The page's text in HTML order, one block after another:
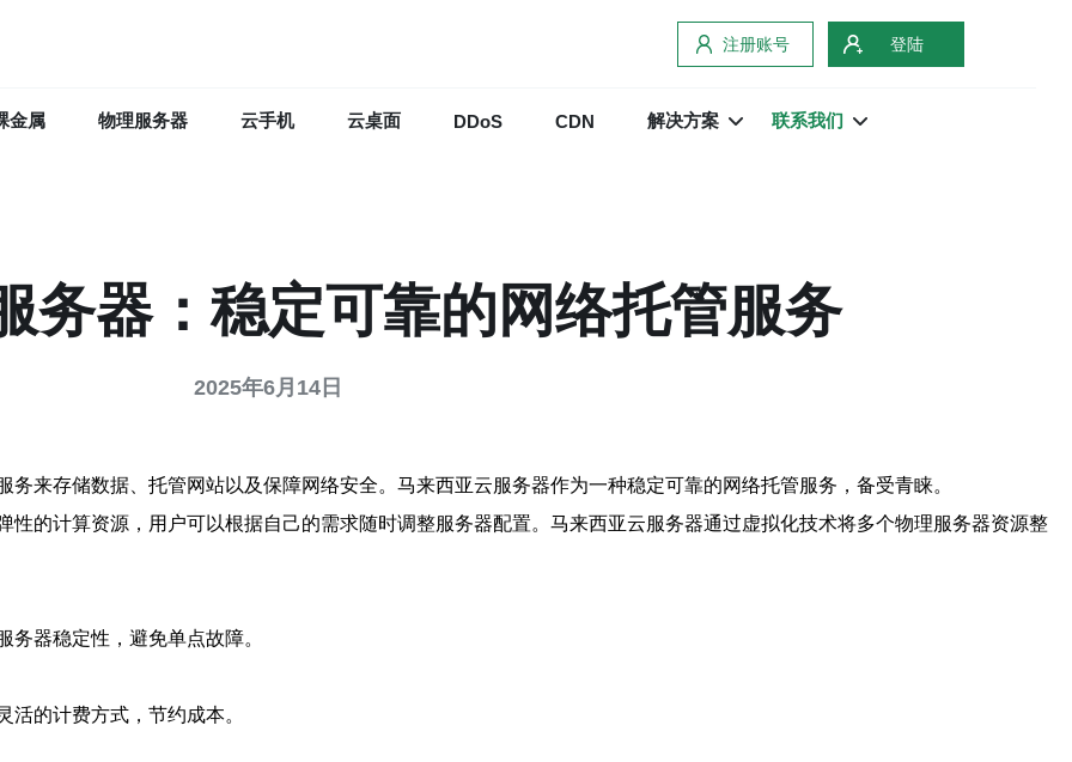
注册账号 登陆
金属 物理服务器 云手机 云桌面 DDoS CDN 解决方案 联系我们
务器：稳定可靠的网络托管服务
2025年6月14日
来存储数据、托管网站以及保障网络安全。马来西亚云服务器作为一种稳定可靠的网络托管服务，备受青睐。
的计算资源，用户可以根据自己的需求随时调整服务器配置。马来西亚云服务器通过虚拟化技术将多个物理服务器资源整
器稳定性，避免单点故障。
的计费方式，节约成本。